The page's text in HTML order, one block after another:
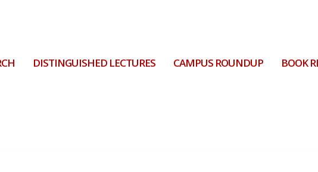
DISTINGUISHED LECTURES CAMPUS ROUNDUP BOOK